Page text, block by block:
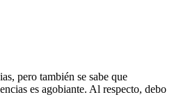
pero también se sabe que
es agobiante. Al respecto, debo